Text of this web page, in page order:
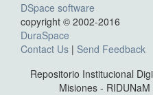
DSpace software
copyright © 2002-2016
DuraSpace
Contact Us | Send Feedback
Repositorio Institucional
Misiones -